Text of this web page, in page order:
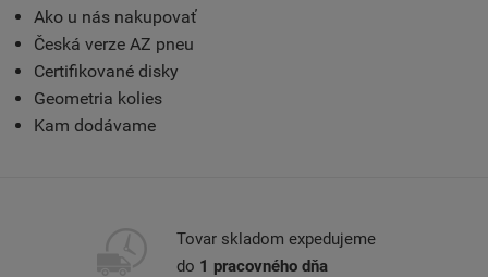
Ako u nás nakupovať
Česká verze AZ pneu
Certifikované disky
Geometria kolies
Kam dodávame
Tovar skladom expedujeme
do 1 pracovného dňa